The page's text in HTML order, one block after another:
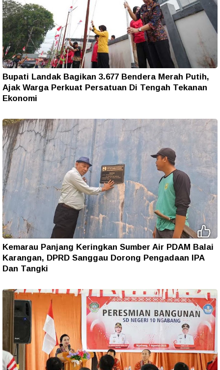
Bupati Landak Bagikan 3.677 Bendera Merah Putih,
Ajak Warga Perkuat Persatuan Di Tengah Tekanan
Ekonomi
Kemarau Panjang Keringkan Sumber Air PDAM Balai
Karangan, DPRD Sanggau Dorong Pengadaan IPA
Dan Tangki